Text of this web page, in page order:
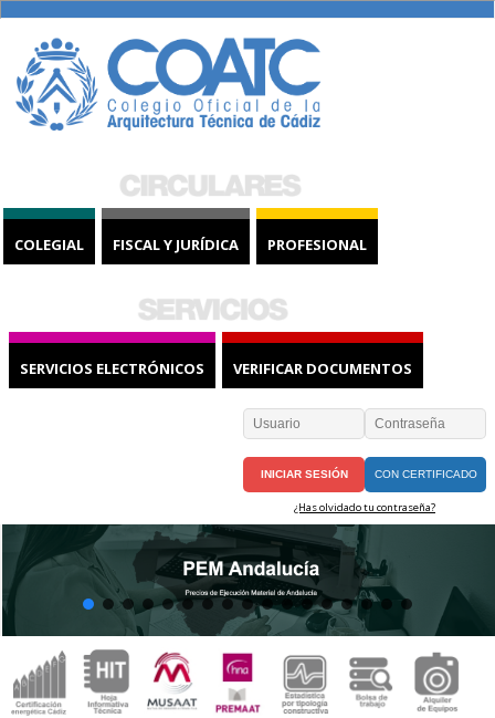
COLEGIAL FISCAL Y JURÍDICA PROFESIONAL
SERVICIOS ELECTRÓNICOS VERIFICAR DOCUMENTOS
CON CERTIFICADO
¿Has olvidado tu contraseña?